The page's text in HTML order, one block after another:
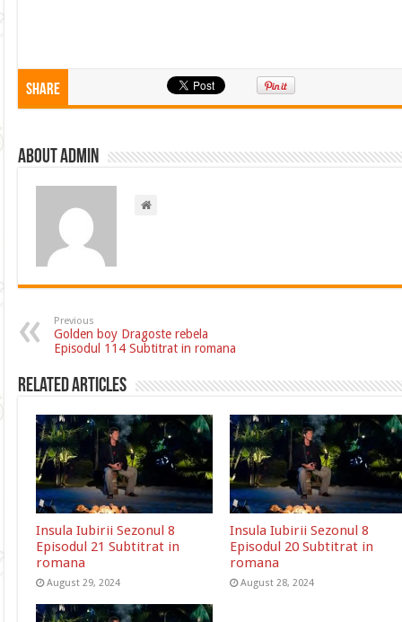
Share
About admin
Previous
Golden boy Dragoste rebela
Episodul 114 Subtitrat in romana
Related Articles
Insula Iubirii Sezonul 8
Episodul 21 Subtitrat in
romana
August 29, 2024
Insula Iubirii Sezonul 8
Episodul 20 Subtitrat in
romana
August 28, 2024